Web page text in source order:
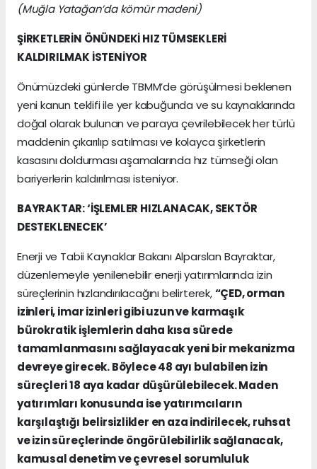
(Muğla Yatağan’da kömür madeni)
ŞİRKETLERİN ÖNÜNDEKİ HIZ TÜMSEKLERİ
KALDIRILMAK İSTENİYOR
Önümüzdeki günlerde TBMM’de görüşülmesi beklenen
yeni kanun teklifi ile yer kabuğunda ve su kaynaklarında
doğal olarak bulunan ve paraya çevrilebilecek her türlü
maddenin çıkarılıp satılması ve kolayca şirketlerin
kasasını doldurması aşamalarında hız tümseği olan
bariyerlerin kaldırılması isteniyor.
BAYRAKTAR: ‘İŞLEMLER HIZLANACAK, SEKTÖR
DESTEKLENECEK’
Enerji ve Tabii Kaynaklar Bakanı Alparslan Bayraktar,
düzenlemeyle yenilenebilir enerji yatırımlarında izin
süreçlerinin hızlandırılacağını belirterek,“ÇED, orman
izinleri, imar izinleri gibi uzun ve karmaşık
bürokratik işlemlerin daha kısa sürede
tamamlanmasını sağlayacak yeni bir mekanizma
devreye girecek. Böylece 48 ayı bulabilen izin
süreçleri 18 aya kadar düşürülebilecek. Maden
yatırımları konusunda ise yatırımcıların
karşılaştığı belirsizlikler en aza indirilecek, ruhsat
ve izin süreçlerinde öngörülebilirlik sağlanacak,
kamusal denetim ve çevresel sorumluluk